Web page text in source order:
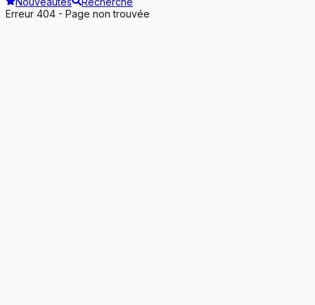
Erreur 404 - Page non trouvée